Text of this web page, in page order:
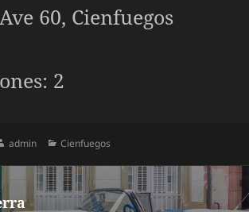
60, Cienfuegos
2
Autor
admin Categorías
Cienfuegos